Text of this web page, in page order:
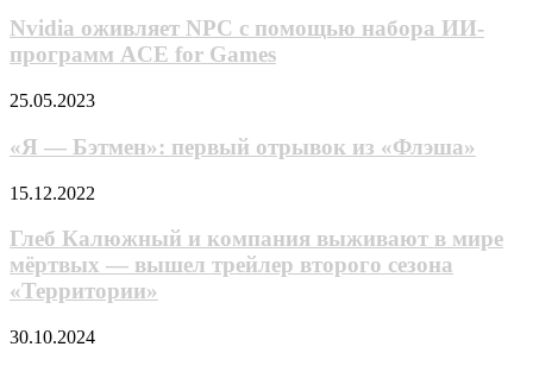
кино
(финальный
трейлер)
NPC
помощью
ИИ-
ACE
Games
Nvidia оживляет NPC с помощью набора ИИ-
программ ACE for Games
«Я —
первый
отрывок
из
«Флэша»
25.05.2023
«Я — Бэтмен»: первый отрывок из «Флэша»
Глеб
и
компания
выживают
в
мёртвых
15.12.2022
Глеб Калюжный и компания выживают в мире
мёртвых — вышел трейлер второго сезона
«Территории»
«Сорвиголова:
30.10.2024